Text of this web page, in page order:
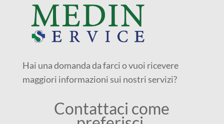
Hai una domanda da farci o vuoi ricevere
maggiori informazioni sui nostri servizi?
Contattaci come